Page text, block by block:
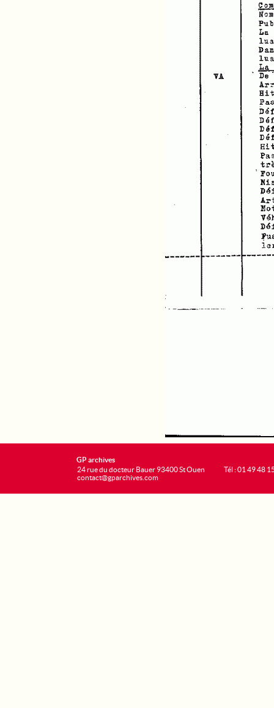
GP archives
24 rue du docteur Bauer 93400 St Ouen
contact@gparchives.com
Tél : 01 49 48